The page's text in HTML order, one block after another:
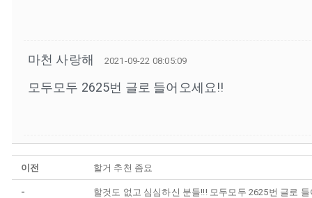
마천 사랑해 2021-09-22 08:05:09
모두모두 2625번 글로 들어오세요!!
이전 할거 추천 좀요
- 할것도 없고 심심하신 분들!!! 모두모두 2625번 글로